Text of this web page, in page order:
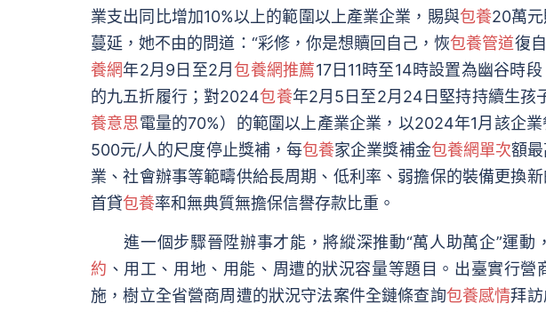
業支出同比增加10%以上的範圍以上產業企業，賜與包養20萬
蔓延，她不由的問道：“彩修，你是想贖回自己，恢包養管道復
養網年2月9日至2月 包養網推薦17日11時至14時設置為幽谷時
的九五折履行；對2024包養年2月5日至2月24日堅持持續生孩
養意思電量的70%）的範圍以上產業企業，以2024年1月該企
500元/人的尺度停止獎補，每包養家企業獎補金包養網單次額
業、社會辦事等範疇供給長周期、低利率、弱擔保的裝備更換
首貸包養率和無典質無擔保信譽存款比重。
進一個步驟晉陞辦事才能，將縱深推動“萬人助萬企”運動
約 、用工、用地、用能、周遭的狀況容量等題目。出臺實行
施，樹立全省營商周遭的狀況守法案件全鏈條查詢包養感情拜